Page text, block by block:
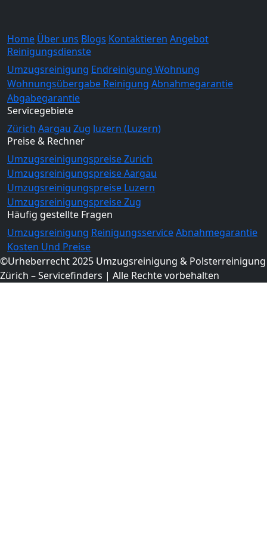
Home Über uns Blogs Kontaktieren Angebot
Reinigungsdienste
Umzugsreinigung Endreinigung Wohnung
Wohnungsübergabe Reinigung Abnahmegarantie
Abgabegarantie
Servicegebiete
Zürich Aargau Zug luzern (Luzern)
Preise & Rechner
Umzugsreinigungspreise Zurich
Umzugsreinigungspreise Aargau
Umzugsreinigungspreise Luzern
Umzugsreinigungspreise Zug
Häufig gestellte Fragen
Umzugsreinigung ReinigungsserviceAbnahmegarantie
Kosten Und Preise
©Urheberrecht 2025 Umzugsreinigung & Polsterreinigung
Zürich – Servicefinders | Alle Rechte vorbehalten